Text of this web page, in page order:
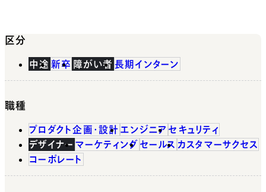
区分
中途 新卒 障がい者 長期インターン
職種
プロダクト企画・設計 エンジニア セキュリティ
デザイナー マーケティング セールス カスタマーサクセス
コーポレート